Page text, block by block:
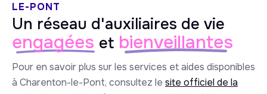
LE-PONT
Un réseau d'auxiliaires de vie
engagées et bienveillantes
Pour en savoir plus sur les services et aides disponibles
à Charenton-le-Pont, consultez le site officiel de la